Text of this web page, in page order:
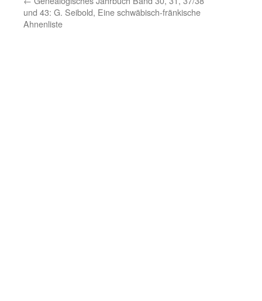
und 43: G. Seibold, Eine schwäbisch-fränkische
Ahnenliste